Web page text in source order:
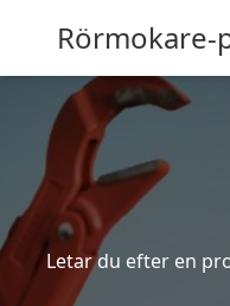
Rörmokare-
Letar du efter en